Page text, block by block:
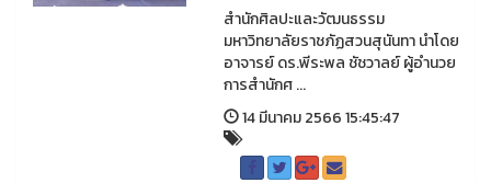
สำนักศิลปะและวัฒนธรรม
มหาวิทยาลัยราชภัฏสวนสุนันทา นำโดย
อาจารย์ ดร.พีระพล ชัชวาลย์ ผู้อำนวย
การสำนักศ ...
14 มีนาคม 2566 15:45:47